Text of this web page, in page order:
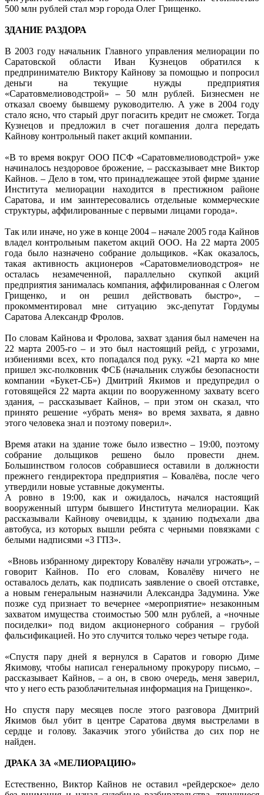
500 млн рублей стал мэр города Олег Грищенко.
ЗДАНИЕ РАЗДОРА
В 2003 году начальник Главного управления мелиорации по
Саратовской области Иван Кузнецов обратился к
предпринимателю Виктору Кайнову за помощью и попросил
деньги на текущие нужды предприятия
«Саратовмелиоводстрой» – 50 млн рублей. Бизнесмен не
отказал своему бывшему руководителю. А уже в 2004 году
стало ясно, что старый друг погасить кредит не сможет. Тогда
Кузнецов и предложил в счет погашения долга передать
Кайнову контрольный пакет акций компании.
«В то время вокруг ООО ПСФ «Саратовмелиоводстрой» уже
начиналось нездоровое брожение, – рассказывает мне Виктор
Кайнов. – Дело в том, что принадлежащее этой фирме здание
Института мелиорации находится в престижном районе
Саратова, и им заинтересовались отдельные коммерческие
структуры, аффилированные с первыми лицами города».
Так или иначе, но уже в конце 2004 – начале 2005 года Кайнов
владел контрольным пакетом акций ООО. На 22 марта 2005
года было назначено собрание дольщиков. «Как оказалось,
такая активность акционеров «Саратовмелиоводстроя» не
осталась незамеченной, параллельно скупкой акций
предприятия занималась компания, аффилированная с Олегом
Грищенко, и он решил действовать быстро», –
прокомментировал мне ситуацию экс-депутат Гордумы
Саратова Александр Фролов.
По словам Кайнова и Фролова, захват здания был намечен на
22 марта 2005-го – и это был настоящий рейд, с угрозами,
избиениями всех, кто попадался под руку. «21 марта ко мне
пришел экс-полковник ФСБ (начальник службы безопасности
компании «Букет-СБ») Дмитрий Якимов и предупредил о
готовящейся 22 марта акции по вооруженному захвату всего
здания, – рассказывает Кайнов, – при этом он сказал, что
принято решение «убрать меня» во время захвата, я давно
этого человека знал и поэтому поверил».
Время атаки на здание тоже было известно – 19:00, поэтому
собрание дольщиков решено было провести днем.
Большинством голосов собравшиеся оставили в должности
прежнего гендиректора предприятия – Ковалёва, после чего
утвердили новые уставные документы.
А ровно в 19:00, как и ожидалось, начался настоящий
вооруженный штурм бывшего Института мелиорации. Как
рассказывали Кайнову очевидцы, к зданию подъехали два
автобуса, из которых вышли ребята с черными повязками с
белыми надписями «3 ГПЗ».
«Вновь избранному директору Ковалёву начали угрожать», –
говорит Кайнов. По его словам, Ковалёву ничего не
оставалось делать, как подписать заявление о своей отставке,
а новым генеральным назначили Александра Задумина. Уже
позже суд признает то вечернее «мероприятие» незаконным
захватом имущества стоимостью 500 млн рублей, а «ночные
посиделки» под видом акционерного собрания – грубой
фальсификацией. Но это случится только через четыре года.
«Спустя пару дней я вернулся в Саратов и говорю Диме
Якимову, чтобы написал генеральному прокурору письмо, –
рассказывает Кайнов, – а он, в свою очередь, меня заверил,
что у него есть разоблачительная информация на Грищенко».
Но спустя пару месяцев после этого разговора Дмитрий
Якимов был убит в центре Саратова двумя выстрелами в
сердце и голову. Заказчик этого убийства до сих пор не
найден.
ДРАКА ЗА «МЕЛИОРАЦИЮ»
Естественно, Виктор Кайнов не оставил «рейдерское» дело